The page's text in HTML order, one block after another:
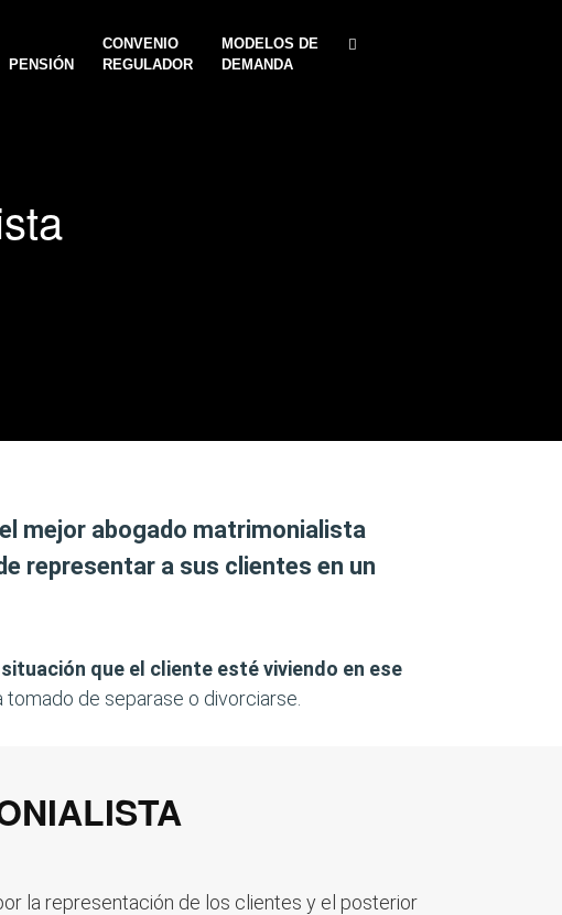
PENSIÓN
CONVENIO
REGULADOR
MODELOS DE
DEMANDA
mejor abogado matrimonialista
representar a sus clientes en un
que el cliente esté viviendo en ese
de separase o divorciarse.
la representación de los clientes y el posterior